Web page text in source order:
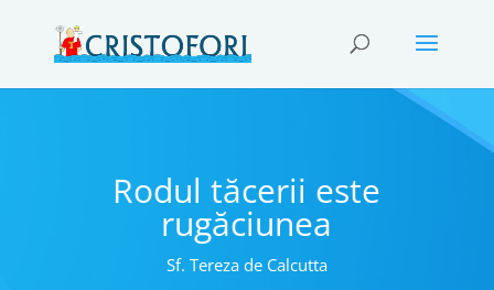
Rodul tăcerii este
rugăciunea
Sf. Tereza de Calcutta